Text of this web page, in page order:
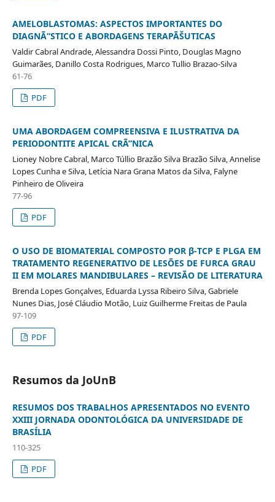
AMELOBLASTOMAS: ASPECTOS IMPORTANTES DO
DIAGNÃ“STICO E ABORDAGENS TERAPÃŠUTICAS
Valdir Cabral Andrade, Alessandra Dossi Pinto, Douglas Magno
Guimarães, Danillo Costa Rodrigues, Marco Tullio Brazao-Silva
61-76
PDF
UMA ABORDAGEM COMPREENSIVA E ILUSTRATIVA DA
PERIODONTITE APICAL CRÃ”NICA
Lioney Nobre Cabral, Marco Túllio Brazão Silva Brazão Silva, Annelise
Lopes Cunha e Silva, Letícia Nara Grana Matos da Silva, Falyne
Pinheiro de Oliveira
77-96
PDF
O USO DE BIOMATERIAL COMPOSTO POR β-TCP E PLGA EM
TRATAMENTO REGENERATIVO DE LESÕES DE FURCA GRAU
II EM MOLARES MANDIBULARES – REVISÃO DE LITERATURA
Brenda Lopes Gonçalves, Eduarda Lyssa Ribeiro Silva, Gabriele
Nunes Dias, José Cláudio Motão, Luiz Guilherme Freitas de Paula
97-109
PDF
Resumos da JoUnB
RESUMOS DOS TRABALHOS APRESENTADOS NO EVENTO
XXIII JORNADA ODONTOLÓGICA DA UNIVERSIDADE DE
BRASÍLIA
110-325
PDF